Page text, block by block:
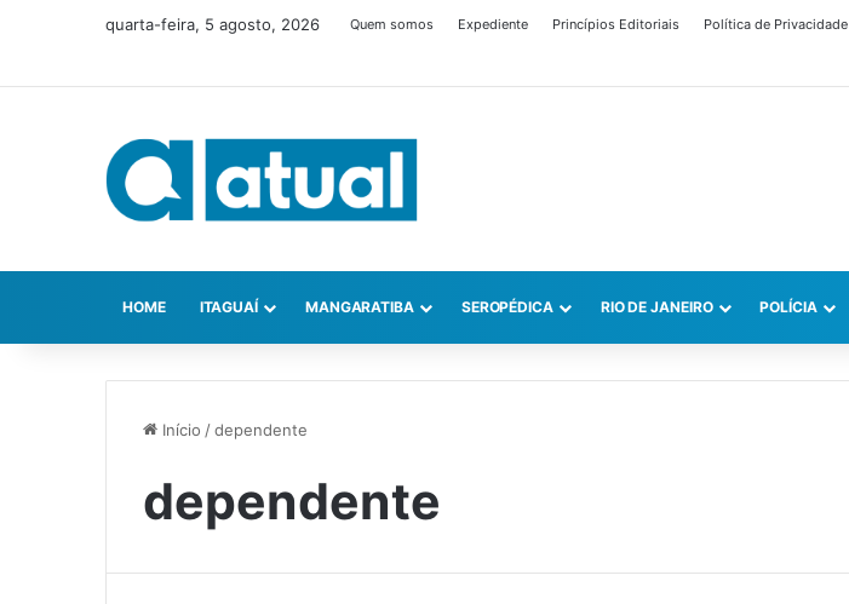
quarta-feira, 5 agosto, 2026 Quem somos Expediente Princípios Editoriais Política de Privacidade
HOME ITAGUAÍ MANGARATIBA SEROPÉDICA RIO DE JANEIRO POLÍCIA
Início /dependente
dependente